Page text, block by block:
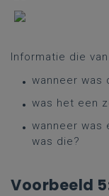
Informatie die
wanneer was
was het een
wanneer was
was die?
Voorbeeld